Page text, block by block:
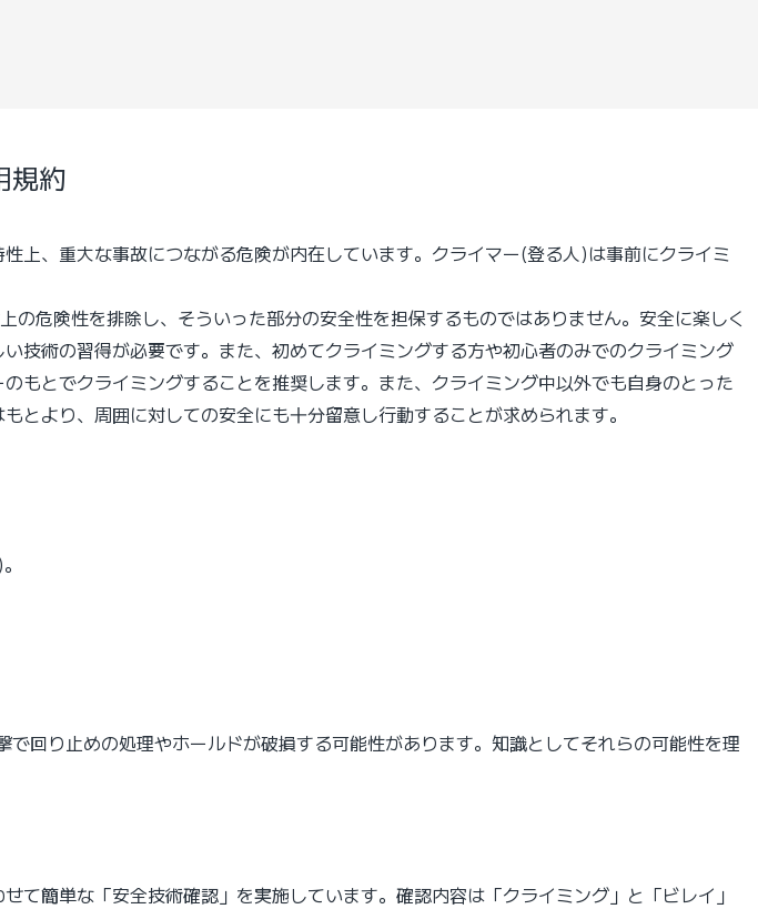
規約
上、重大な事故につながる危険が内在しています。クライマー(登る人)は事前にクライミ
危険性を排除し、そういった部分の安全性を担保するものではありません。安全に楽しく
技術の習得が必要です。また、初めてクライミングする方や初心者のみでのクライミング
もとでクライミングすることを推奨します。また、クライミング中以外でも自身のとった
より、周囲に対しての安全にも十分留意し行動することが求められます。
回り止めの処理やホールドが破損する可能性があります。知識としてそれらの可能性を理
簡単な「安全技術確認」を実施しています。確認内容は「クライミング」と「ビレイ」